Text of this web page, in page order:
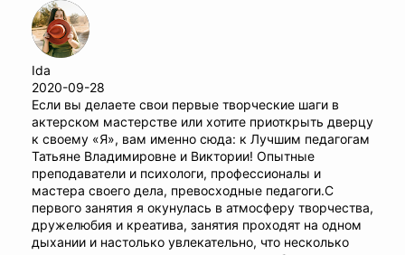
Ida
2020-09-28
Если вы делаете свои первые творческие шаги в
актерском мастерстве или хотите приоткрыть дверцу
к своему «Я», вам именно сюда: к Лучшим педагогам
Татьяне Владимировне и Виктории! Опытные
преподаватели и психологи, профессионалы и
мастера своего дела, превосходные педагоги.С
первого занятия я окунулась в атмосферу творчества,
дружелюбия и креатива, занятия проходят на одном
дыхании и настолько увлекательно, что несколько